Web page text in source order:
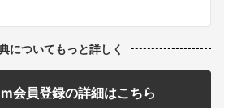
についてもっと詳しく
会員登録の詳細はこちら